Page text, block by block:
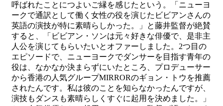
呼ばれたことにつよいご縁を感じたという。「ニューヨ
ークで通訳として働く女性の役を演じたビビアンさんの
英語の演技が特に素晴らしかった。」と藤井監督が絶賛
すると、「ビビアン・ソンは元々好きな俳優で、是非主
人公を演じてもらいたいとオファーしました。2つ目の
エピソードで、ニューヨークでダンサーを目指す青年の
役は、なかなか決まらずにいたところ、プロデューサー
から香港の人気グループMIRRORのギョン・トウを推薦
されたんです。私は彼のことを知らなかったんですが、
演技もダンスも素晴らしくすぐに起用を決めました。」